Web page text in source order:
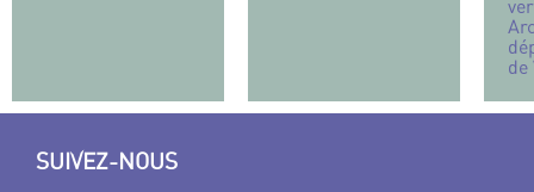
de
SUIVEZ-NOUS